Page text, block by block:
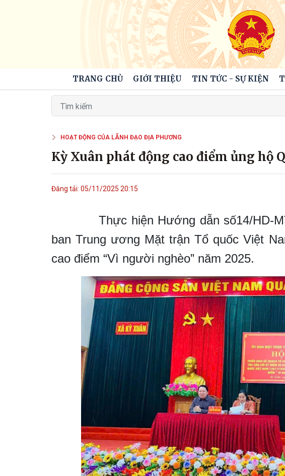
TRANG CHỦ GIỚI THIỆU TIN TỨC - SỰ KIỆN
HOẠT ĐỘNG CỦA LÃNH ĐẠO ĐỊA PHƯƠNG
Kỳ Xuân phát động cao điểm ủng hộ
Đăng tải: 05/11/2025 20:15
Thực hiện Hướng dẫn số14/HD-
ban Trung ương Mặt trận Tổ quốc Việt
cao điểm “Vì người nghèo” năm 2025.